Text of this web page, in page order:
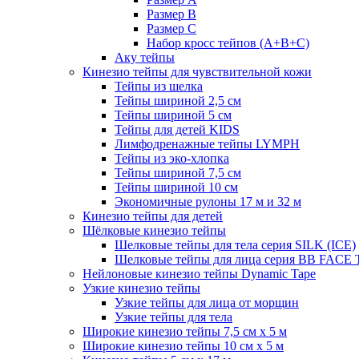
Размер B
Размер С
Набор кросс тейпов (А+B+C)
Аку тейпы
Кинезио тейпы для чувствительной кожи
Тейпы из шелка
Тейпы шириной 2,5 см
Тейпы шириной 5 см
Тейпы для детей KIDS
Лимфодренажные тейпы LYMPH
Тейпы из эко-хлопка
Тейпы шириной 7,5 см
Тейпы шириной 10 см
Экономичные рулоны 17 м и 32 м
Кинезио тейпы для детей
Шёлковые кинезио тейпы
Шелковые тейпы для тела серия SILK (ICE)
Шелковые тейпы для лица серия BB FACE
Нейлоновые кинезио тейпы Dynamic Tape
Узкие кинезио тейпы
Узкие тейпы для лица от морщин
Узкие тейпы для тела
Широкие кинезио тейпы 7,5 см x 5 м
Широкие кинезио тейпы 10 см х 5 м